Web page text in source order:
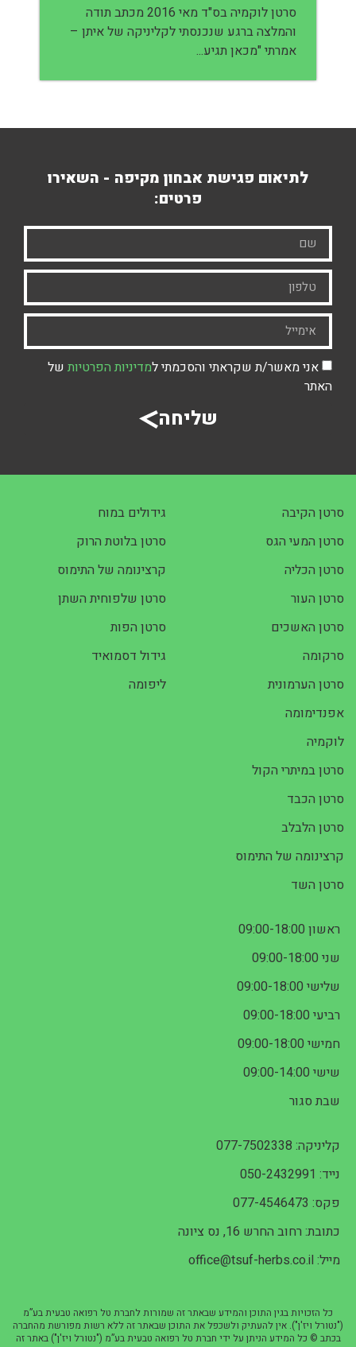
סרטן לוקמיה בס"ד מאי 2016 מכתב תודה
והמלצה ברגע שנכנסתי לקליניקה של איתן –
אמרתי "מכאן תגיע...
לתיאום פגישת אבחון מקיפה - השאירו
פרטים:
אני מאשר/ת שקראתי והסכמתי למדיניות הפרטיות של
האתר
שליחה
סרטן הקיבה
סרטן המעי הגס
סרטן הכליה
סרטן העור
סרטן האשכים
סרקומה
סרטן הערמונית
גידולים במוח
סרטן בלוטת הרוק
קרצינומה של התימוס
סרטן שלפוחית השתן
סרטן הפות
גידול דסמואיד
ליפומה
אפנדימומה
לוקמיה
סרטן במיתרי הקול
סרטן הכבד
סרטן הלבלב
קרצינומה של התימוס
סרטן השד
ראשון 09:00-18:00
שני 09:00-18:00
שלישי 09:00-18:00
רביעי 09:00-18:00
חמישי 09:00-18:00
שישי 09:00-14:00
שבת סגור
קליניקה: 077-7502338
נייד: 050-2432991
פקס: 077-4546473
כתובת: רחוב החרש 16, נס ציונה
מייל: office@tsuf-herbs.co.il
כל הזכויות בגין התוכן והמידע שבאתר זה שמורות לחברת טל רפואה טבעית בע”מ
("נטורל ויז'ן"). אין להעתיק ולשכפל את התוכן שבאתר זה ללא רשות מפורשת מהחברה
בכתב © כל המידע הניתן על ידי חברת טל רפואה טבעית בע”מ ("נטורל ויז'ן") באתר זה